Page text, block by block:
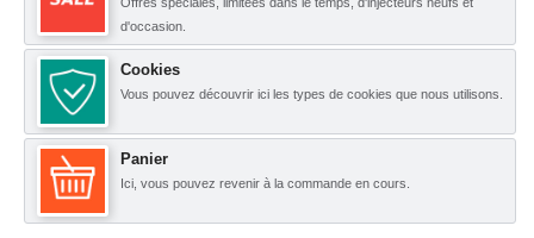
d'occasion.
Cookies
Vous pouvez découvrir ici les types de cookies que nous utilisons.
Panier
Ici, vous pouvez revenir à la commande en cours.